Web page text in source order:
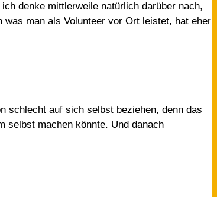
denke mittlerweile natürlich darüber nach,
man als Volunteer vor Ort leistet, hat eher
schlecht auf sich selbst beziehen, denn das
selbst machen könnte. Und danach